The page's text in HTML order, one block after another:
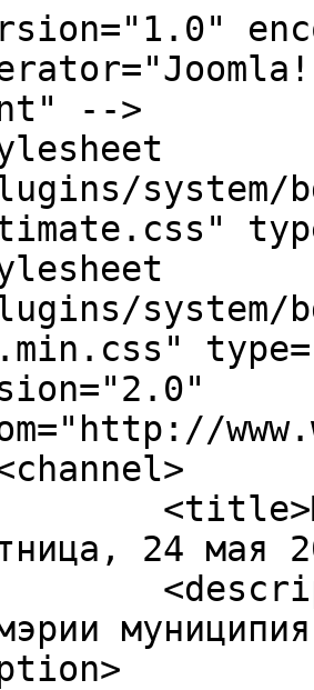
-->
system/
system/
24 мая